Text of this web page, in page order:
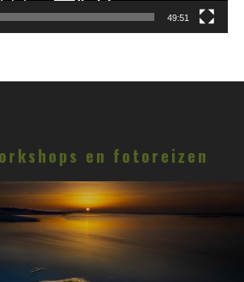
49:51
en fotoreizen